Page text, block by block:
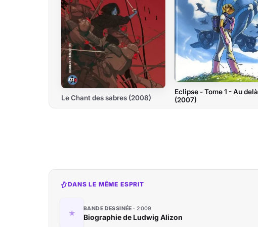
Le Chant des sabres (2008)
Eclipse - Tome 1 - Au delà
(2007)
DANS LE MÊME ESPRIT
BANDE DESSINÉE 2009
Biographie de Ludwig Alizon